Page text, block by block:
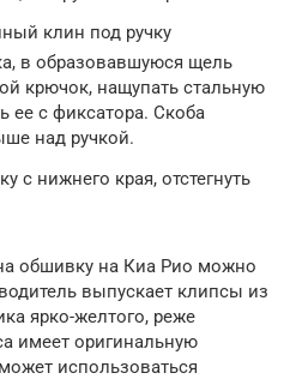
клин под ручку
в образовавшуюся щель
крючок, нащупать стальную
ее с фиксатора. Скоба
над ручкой.
с нижнего края, отстегнуть
обшивку на Киа Рио можно
выпускает клипсы из
ярко-желтого, реже
имеет оригинальную
использоваться